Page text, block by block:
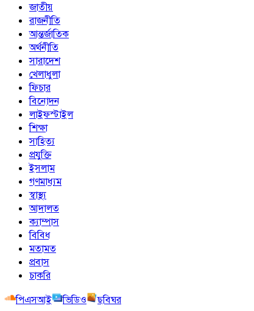
জাতীয়
রাজনীতি
আন্তর্জাতিক
অর্থনীতি
সারাদেশ
খেলাধুলা
ফিচার
বিনোদন
লাইফস্টাইল
শিক্ষা
সাহিত্য
প্রযুক্তি
ইসলাম
গণমাধ্যম
স্বাস্থ্য
আদালত
ক্যাম্পাস
বিবিধ
মতামত
প্রবাস
চাকরি
পিএসআই
ভিডিও
ছবিঘর